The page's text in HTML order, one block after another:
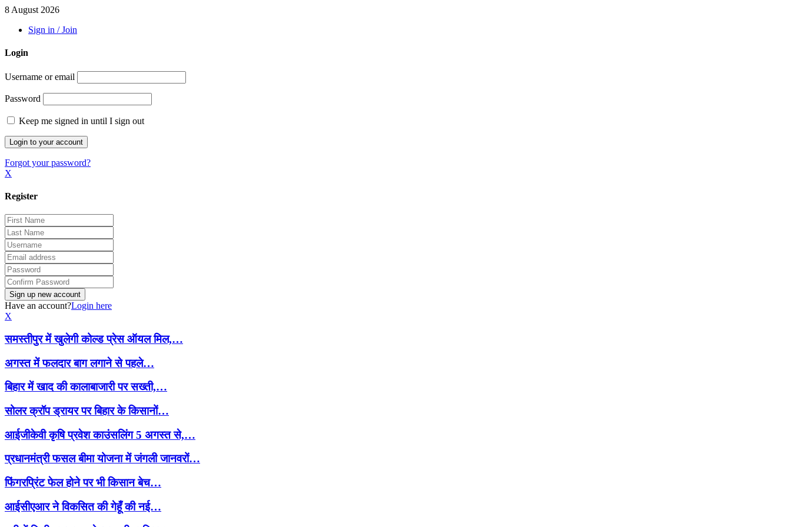
8 August 2026
Sign in / Join
Login
Username or email
Password
Keep me signed in until I sign out
Forgot your password?
X
Register
Have an account?Login here
X
समस्तीपुर में खुलेगी कोल्ड प्रेस ऑयल मिल,…
अगस्त में फलदार बाग लगाने से पहले…
बिहार में खाद की कालाबाजारी पर सख्ती,…
सोलर क्रॉप ड्रायर पर बिहार के किसानों…
आईजीकेवी कृषि प्रवेश काउंसलिंग 5 अगस्त से,…
प्रधानमंत्री फसल बीमा योजना में जंगली जानवरों…
फिंगरप्रिंट फेल होने पर भी किसान बेच…
आईसीएआर ने विकसित की गेहूँ की नई…